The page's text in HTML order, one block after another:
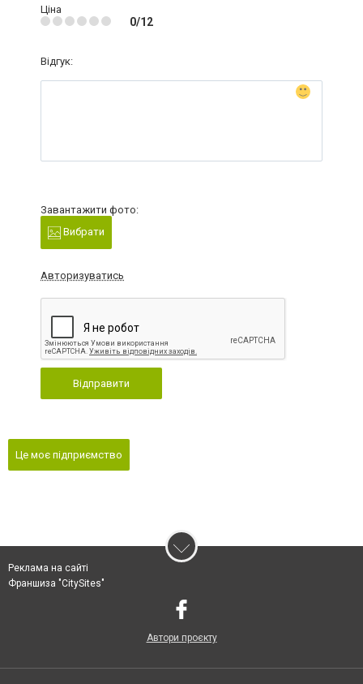
Ціна
0/12
Відгук:
Завантажити фото:
Вибрати
Авторизуватись
Відправити
Це моє підприємство
Реклама на сайті
Франшиза "CitySites"
Автори проєкту